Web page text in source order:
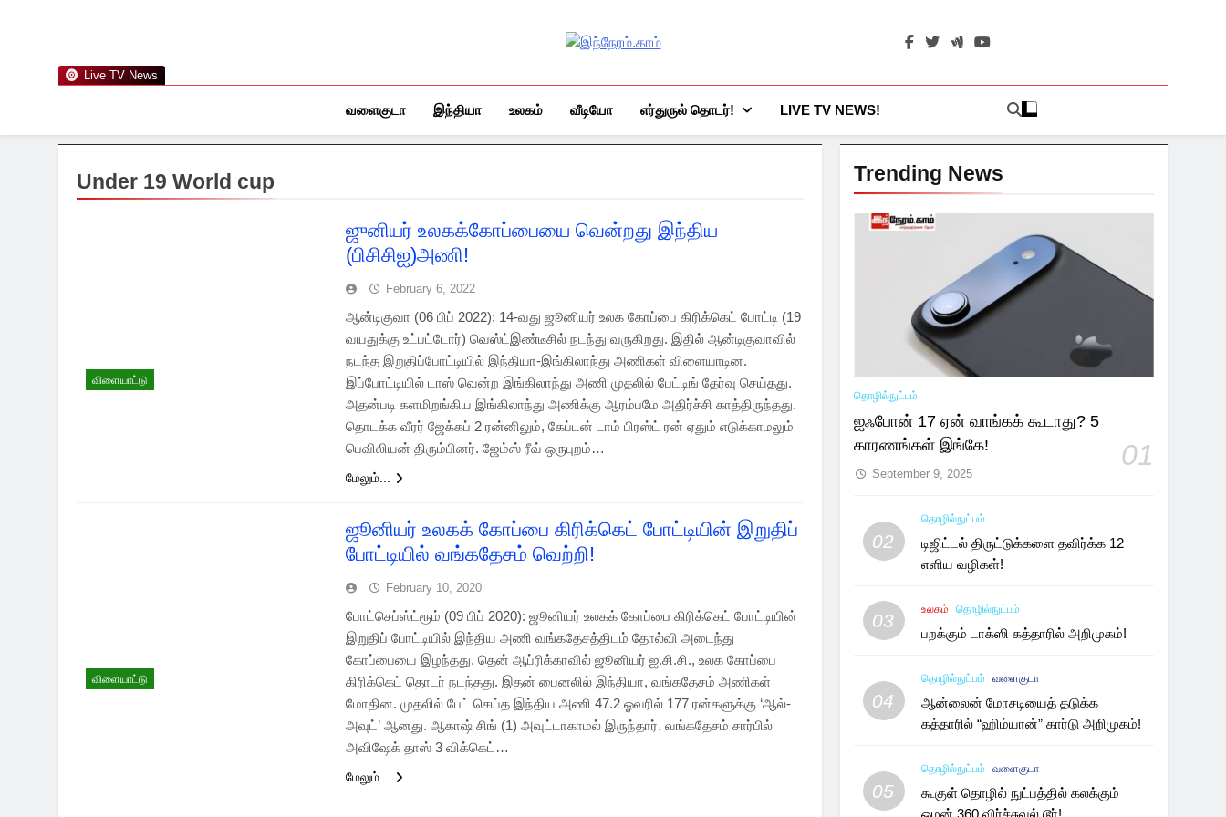
Live TV News இந்நேரம்.காம்
வளைகுடா இந்தியா உலகம் வீடியோ எர்துருல் தொடர்! LIVE TV NEWS!
Under 19 World cup
விளையாட்டு
ஜுனியர் உலகக்கோப்பையை வென்றது இந்திய
(பிசிசிஐ)அணி!
February 6, 2022
ஆன்டிகுவா (06 பிப் 2022): 14-வது ஜூனியர் உலக கோப்பை கிரிக்கெட் போட்டி (19
வயதுக்கு உட்பட்டோர்) வெஸ்ட்இண்டீசில் நடந்து வருகிறது. இதில் ஆன்டிகுவாவில்
நடந்த இறுதிப்போட்டியில் இந்தியா-இங்கிலாந்து அணிகள் விளையாடின.
இப்போட்டியில் டாஸ் வென்ற இங்கிலாந்து அணி முதலில் பேட்டிங் தேர்வு செய்தது.
அதன்படி களமிறங்கிய இங்கிலாந்து அணிக்கு ஆரம்பமே அதிர்ச்சி காத்திருந்தது.
தொடக்க வீரர் ஜேக்கப் 2 ரன்னிலும், கேப்டன் டாம் பிரஸ்ட் ரன் ஏதும் எடுக்காமலும்
பெவிலியன் திரும்பினர். ஜேம்ஸ் ரீவ் ஒருபுறம்…
மேலும்...
விளையாட்டு
ஜூனியர் உலகக் கோப்பை கிரிக்கெட் போட்டியின் இறுதிப்
போட்டியில் வங்கதேசம் வெற்றி!
February 10, 2020
போட்செப்ஸ்ட்ரூம் (09 பிப் 2020): ஜூனியர் உலகக் கோப்பை கிரிக்கெட் போட்டியின்
இறுதிப் போட்டியில் இந்திய அணி வங்கதேசத்திடம் தோல்வி அடைந்து
கோப்பையை இழந்தது. தென் ஆப்ரிக்காவில் ஜூனியர் ஐ.சி.சி., உலக கோப்பை
கிரிக்கெட் தொடர் நடந்தது. இதன் பைனலில் இந்தியா, வங்கதேசம் அணிகள்
மோதின. முதலில் பேட் செய்த இந்திய அணி 47.2 ஓவரில் 177 ரன்களுக்கு ‘ஆல்-
அவுட்’ ஆனது. ஆகாஷ் சிங் (1) அவுட்டாகாமல் இருந்தார். வங்கதேசம் சார்பில்
அவிஷேக் தாஸ் 3 விக்கெட்…
மேலும்...
Trending News
தொழில்நுட்பம்
ஐஃபோன் 17 ஏன் வாங்கக் கூடாது? 5
காரணங்கள் இங்கே!
01
September 9, 2025
02
தொழில்நுட்பம்
டிஜிட்டல் திருட்டுக்களை தவிர்க்க 12
எளிய வழிகள்!
03
உலகம் தொழில்நுட்பம்
பறக்கும் டாக்ஸி கத்தாரில் அறிமுகம்!
04
தொழில்நுட்பம் வளைகுடா
ஆன்லைன் மோசடியைத் தடுக்க
கத்தாரில் “ஹிம்யான்” கார்டு அறிமுகம்!
05
தொழில்நுட்பம் வளைகுடா
கூகுள் தொழில் நுட்பத்தில் கலக்கும்
ஓமன் 360 விர்ச்சுவல் டூர்!